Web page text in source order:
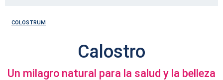
COLOSTRUM
Calostro
Un milagro natural para la salud y la belleza